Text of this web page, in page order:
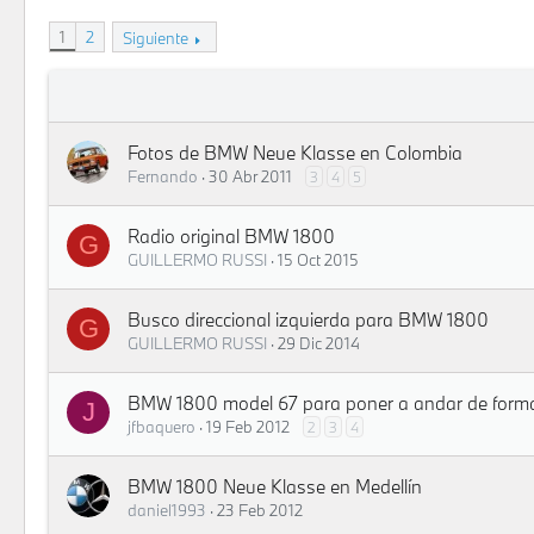
1 2 Siguiente
Fotos de BMW Neue Klasse en Colombia
Fernando 30 Abr 2011 3 4 5
G Radio original BMW 1800
GUILLERMO RUSSI 15 Oct 2015
G Busco direccional izquierda para BMW 1800
GUILLERMO RUSSI 29 Dic 2014
J BMW 1800 model 67 para poner a andar de
jfbaquero 19 Feb 2012 2 3 4
BMW 1800 Neue Klasse en Medellín
daniel1993 23 Feb 2012